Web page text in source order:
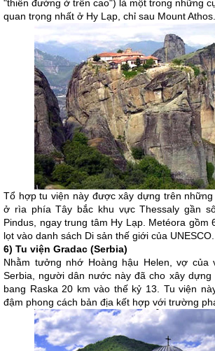
"thiên đường ở trên cao") là một trong những
quan trọng nhất ở Hy Lạp, chỉ sau Mount Athos.
Tổ hợp tu viện này được xây dựng trên
ở rìa phía Tây bắc khu vực Thessaly gần
Pindus, ngay trung tâm Hy Lạp. Metéora gồm
lọt vào danh sách Di sản thế giới của UNESCO.
6) Tu viện Gradac (Serbia)
Nhằm tưởng nhớ Hoàng hậu Helen, vợ của
Serbia, người dân nước này đã cho xây dựng
bang Raska 20 km vào thế kỷ 13. Tu viện
đậm phong cách bản địa kết hợp với trường